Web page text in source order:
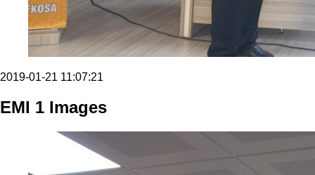
2019-01-21 11:07:21
EMI 1 Images